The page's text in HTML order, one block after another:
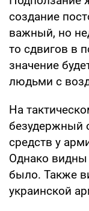
создание
важный, но
то сдвигов в
значение
людьми с
На
безудержный
средств у
Однако
было. Также
украинской